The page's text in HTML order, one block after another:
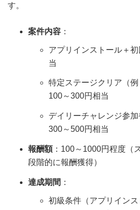
す。
案件内容 ：
アプリインストール＋
当
特定ステージクリア（例
100～300円相当
デイリーチャレンジ参
300～500円相当
報酬額：100～1000円程度（
段階的に報酬獲得）
達成期間 ：
初級条件（アプリインス